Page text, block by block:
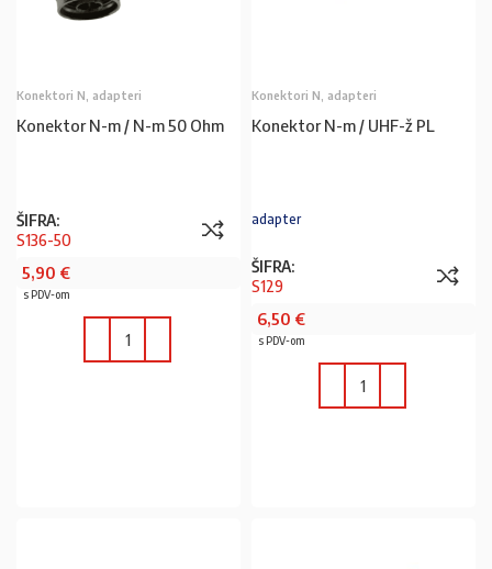
Konektori N, adapteri
Konektor N-m / N-m 50 Ohm
ŠIFRA:
S136-50
5,90 €
s PDV-om
Konektori N, adapteri
Konektor N-m / UHF-ž PL
adapter
ŠIFRA:
S129
6,50 €
s PDV-om